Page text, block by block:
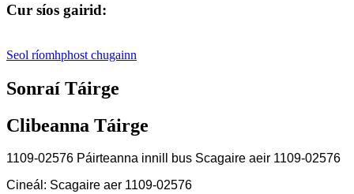
Cur síos gairid:
Seol ríomhphost chugainn
Sonraí Táirge
Clibeanna Táirge
1109-02576 Páirteanna innill bus Scagaire aeir 1109-02576
Cineál: Scagaire aer 1109-02576